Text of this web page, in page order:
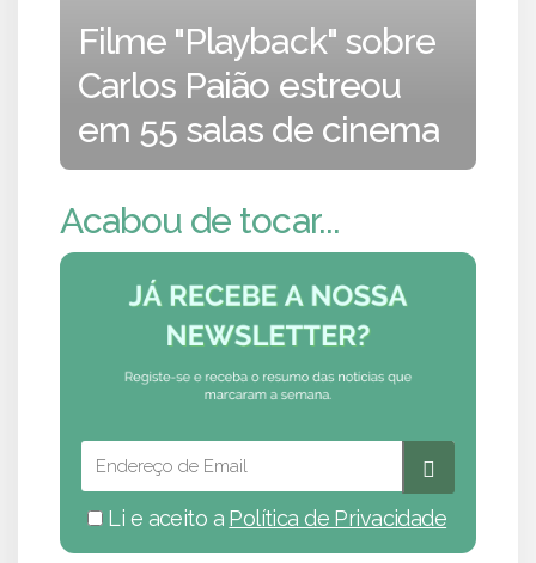
Filme "Playback" sobre
Carlos Paião estreou
em 55 salas de cinema
Acabou de tocar...
Li e aceito a Política de Privacidade